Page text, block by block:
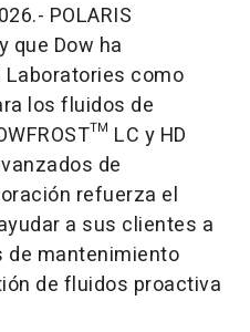
POLARIS
que Dow ha
Laboratories como
los fluidos de
LC y HD
de
refuerza el
a sus clientes a
de mantenimiento
de fluidos proactiva